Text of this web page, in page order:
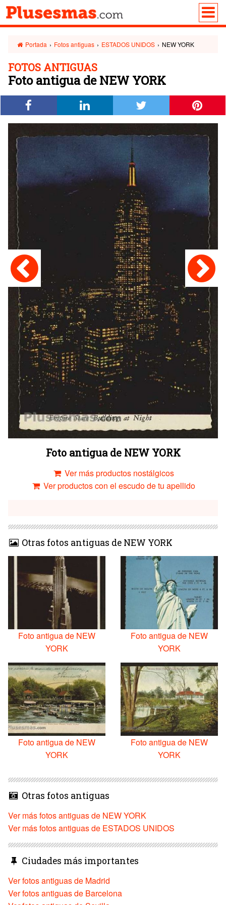
Portada › Fotos antiguas › ESTADOS UNIDOS › NEW YORK
FOTOS ANTIGUAS
Foto antigua de NEW YORK
Foto antigua de NEW YORK
Ver más productos nostálgicos
Ver productos con el escudo de tu apellido
Otras fotos antiguas de NEW YORK
Foto antigua de NEW
YORK
Foto antigua de NEW
YORK
Foto antigua de NEW
YORK
Foto antigua de NEW
YORK
Otras fotos antiguas
Ver más fotos antiguas de NEW YORK
Ver más fotos antiguas de ESTADOS UNIDOS
Ciudades más importantes
Ver fotos antiguas de Madrid
Ver fotos antiguas de Barcelona